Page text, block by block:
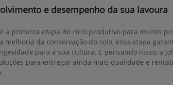
e desempenho da sua lavoura
a primeira etapa do ciclo produtivo para muitos
melhoria da conservação do solo, essa etapa
para a sua cultura. E pensando nisso, a
para entregar ainda mais qualidade e